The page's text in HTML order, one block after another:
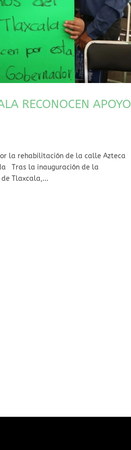
RECONOCEN APOYO
la rehabilitación de la calle Azteca
Tras la inauguración de la
Tlaxcala,...